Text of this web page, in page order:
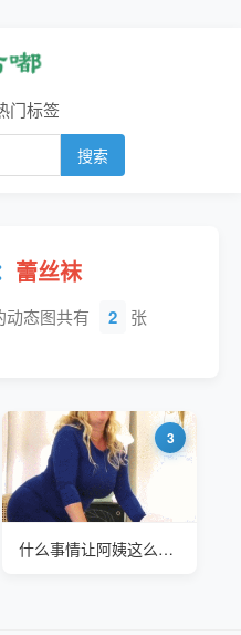
门标签
搜索
蕾丝袜
动态图共有 2 张
3
什么事情让阿姨这么高兴